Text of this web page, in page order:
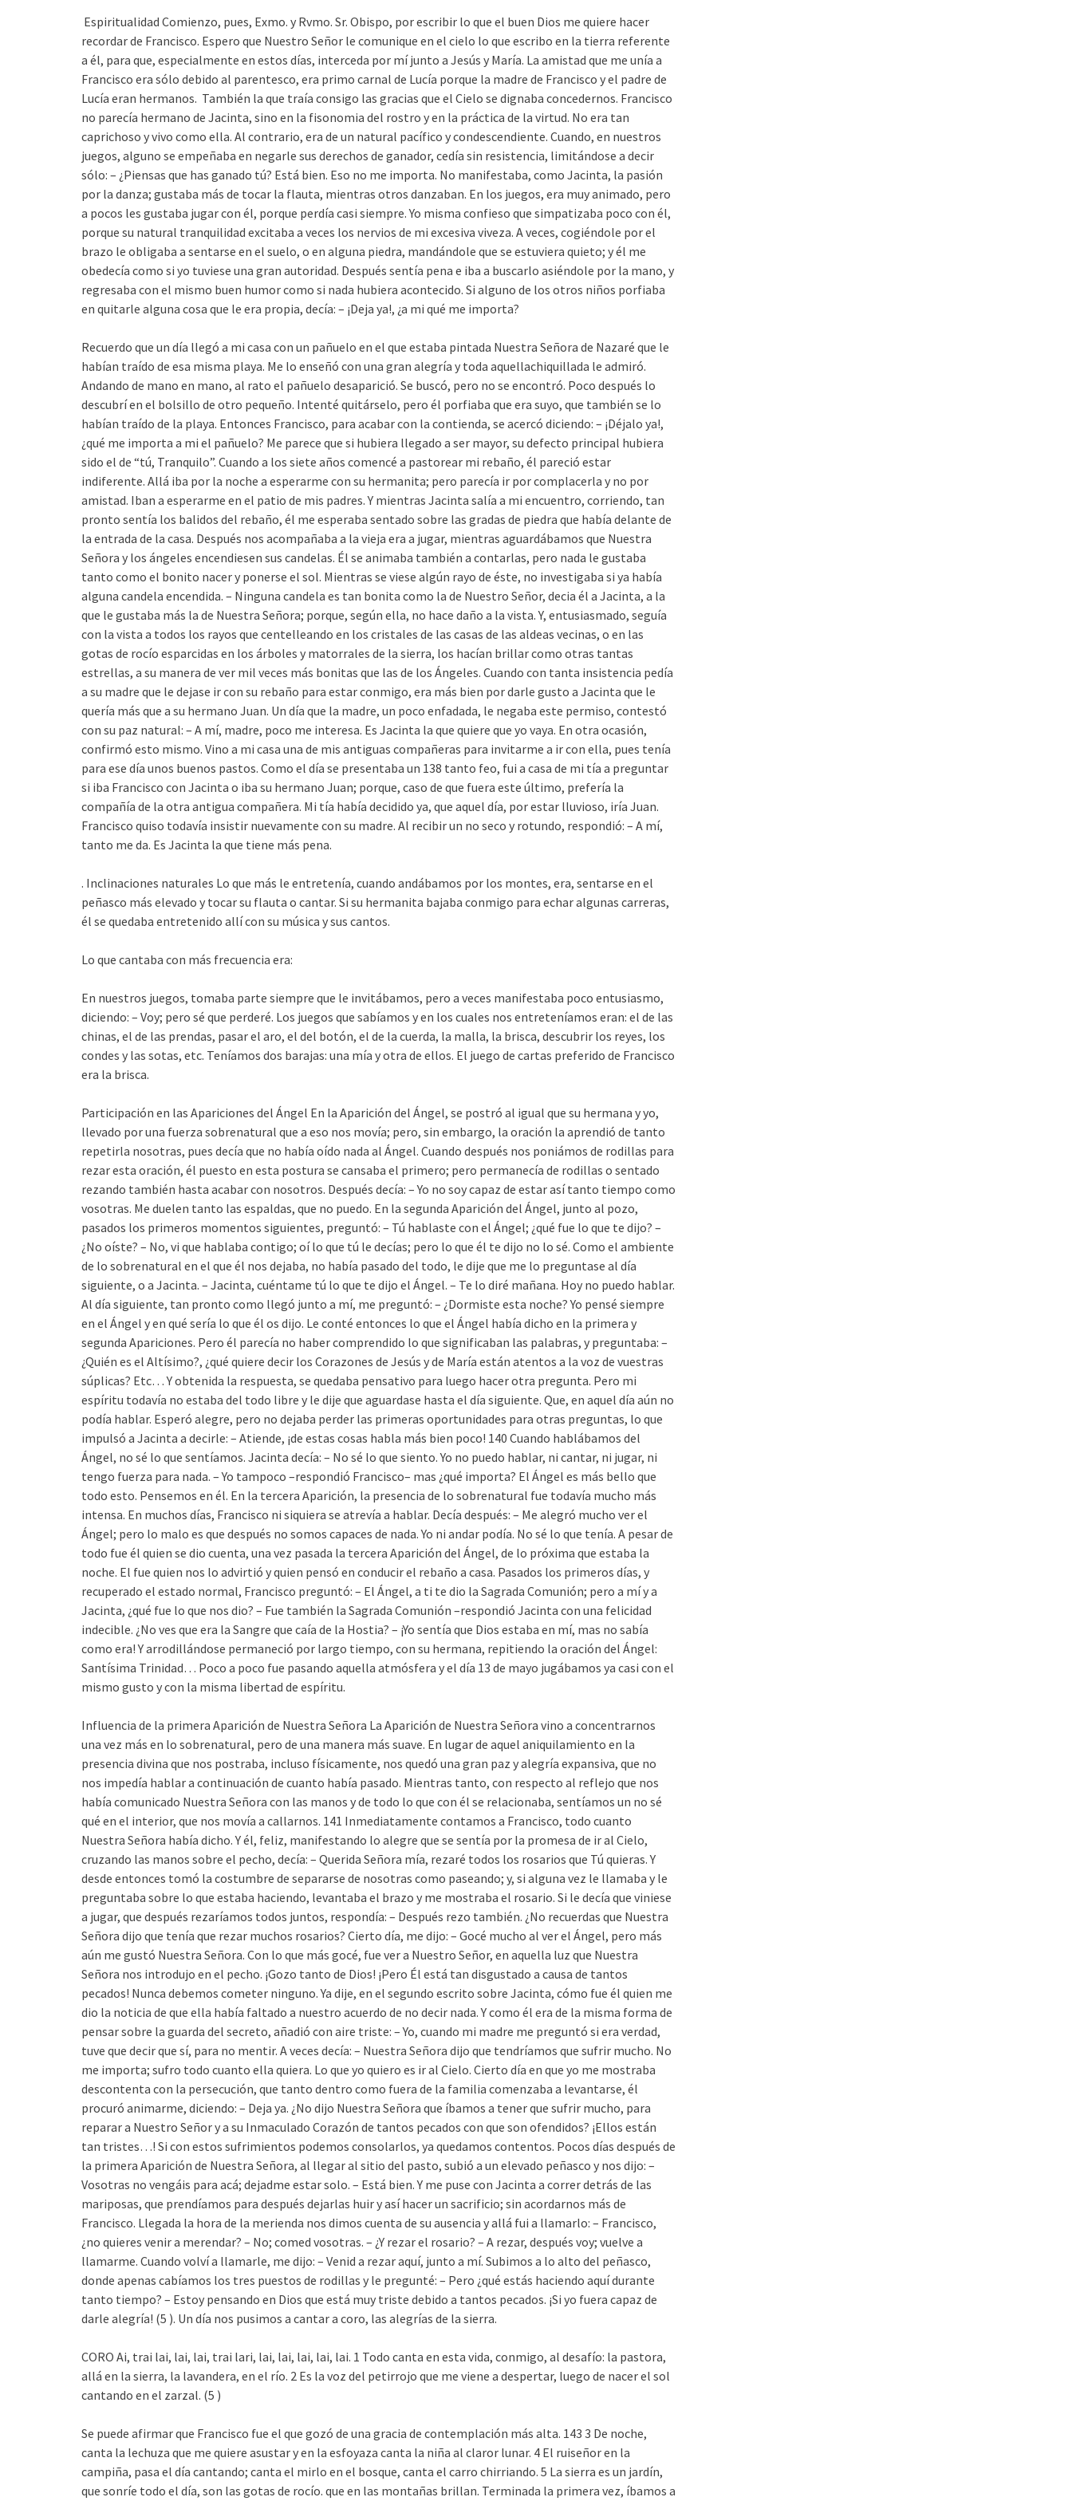
Espiritualidad Comienzo, pues, Exmo. y Rvmo. Sr. Obispo, por escribir lo que el buen Dios me quiere hacer
recordar de Francisco. Espero que Nuestro Señor le comunique en el cielo lo que escribo en la tierra referente
a él, para que, especialmente en estos días, interceda por mí junto a Jesús y María. La amistad que me unía a
Francisco era sólo debido al parentesco, era primo carnal de Lucía porque la madre de Francisco y el padre de
Lucía eran hermanos. También la que traía consigo las gracias que el Cielo se dignaba concedernos. Francisco
no parecía hermano de Jacinta, sino en la fisonomia del rostro y en la práctica de la virtud. No era tan
caprichoso y vivo como ella. Al contrario, era de un natural pacífico y condescendiente. Cuando, en nuestros
juegos, alguno se empeñaba en negarle sus derechos de ganador, cedía sin resistencia, limitándose a decir
sólo: – ¿Piensas que has ganado tú? Está bien. Eso no me importa. No manifestaba, como Jacinta, la pasión
por la danza; gustaba más de tocar la flauta, mientras otros danzaban. En los juegos, era muy animado, pero
a pocos les gustaba jugar con él, porque perdía casi siempre. Yo misma confieso que simpatizaba poco con él,
porque su natural tranquilidad excitaba a veces los nervios de mi excesiva viveza. A veces, cogiéndole por el
brazo le obligaba a sentarse en el suelo, o en alguna piedra, mandándole que se estuviera quieto; y él me
obedecía como si yo tuviese una gran autoridad. Después sentía pena e iba a buscarlo asiéndole por la mano, y
regresaba con el mismo buen humor como si nada hubiera acontecido. Si alguno de los otros niños porfiaba
en quitarle alguna cosa que le era propia, decía: – ¡Deja ya!, ¿a mi qué me importa?
Recuerdo que un día llegó a mi casa con un pañuelo en el que estaba pintada Nuestra Señora de Nazaré que le
habían traído de esa misma playa. Me lo enseñó con una gran alegría y toda aquellachiquillada le admiró.
Andando de mano en mano, al rato el pañuelo desaparició. Se buscó, pero no se encontró. Poco después lo
descubrí en el bolsillo de otro pequeño. Intenté quitárselo, pero él porfiaba que era suyo, que también se lo
habían traído de la playa. Entonces Francisco, para acabar con la contienda, se acercó diciendo: – ¡Déjalo ya!,
¿qué me importa a mi el pañuelo? Me parece que si hubiera llegado a ser mayor, su defecto principal hubiera
sido el de “tú, Tranquilo”. Cuando a los siete años comencé a pastorear mi rebaño, él pareció estar
indiferente. Allá iba por la noche a esperarme con su hermanita; pero parecía ir por complacerla y no por
amistad. Iban a esperarme en el patio de mis padres. Y mientras Jacinta salía a mi encuentro, corriendo, tan
pronto sentía los balidos del rebaño, él me esperaba sentado sobre las gradas de piedra que había delante de
la entrada de la casa. Después nos acompañaba a la vieja era a jugar, mientras aguardábamos que Nuestra
Señora y los ángeles encendiesen sus candelas. Él se animaba también a contarlas, pero nada le gustaba
tanto como el bonito nacer y ponerse el sol. Mientras se viese algún rayo de éste, no investigaba si ya había
alguna candela encendida. – Ninguna candela es tan bonita como la de Nuestro Señor, decia él a Jacinta, a la
que le gustaba más la de Nuestra Señora; porque, según ella, no hace daño a la vista. Y, entusiasmado, seguía
con la vista a todos los rayos que centelleando en los cristales de las casas de las aldeas vecinas, o en las
gotas de rocío esparcidas en los árboles y matorrales de la sierra, los hacían brillar como otras tantas
estrellas, a su manera de ver mil veces más bonitas que las de los Ángeles. Cuando con tanta insistencia pedía
a su madre que le dejase ir con su rebaño para estar conmigo, era más bien por darle gusto a Jacinta que le
quería más que a su hermano Juan. Un día que la madre, un poco enfadada, le negaba este permiso, contestó
con su paz natural: – A mí, madre, poco me interesa. Es Jacinta la que quiere que yo vaya. En otra ocasión,
confirmó esto mismo. Vino a mi casa una de mis antiguas compañeras para invitarme a ir con ella, pues tenía
para ese día unos buenos pastos. Como el día se presentaba un 138 tanto feo, fui a casa de mi tía a preguntar
si iba Francisco con Jacinta o iba su hermano Juan; porque, caso de que fuera este último, prefería la
compañía de la otra antigua compañera. Mi tía había decidido ya, que aquel día, por estar lluvioso, iría Juan.
Francisco quiso todavía insistir nuevamente con su madre. Al recibir un no seco y rotundo, respondió: – A mí,
tanto me da. Es Jacinta la que tiene más pena.
. Inclinaciones naturales Lo que más le entretenía, cuando andábamos por los montes, era, sentarse en el
peñasco más elevado y tocar su flauta o cantar. Si su hermanita bajaba conmigo para echar algunas carreras,
él se quedaba entretenido allí con su música y sus cantos.
Lo que cantaba con más frecuencia era:
En nuestros juegos, tomaba parte siempre que le invitábamos, pero a veces manifestaba poco entusiasmo,
diciendo: – Voy; pero sé que perderé. Los juegos que sabíamos y en los cuales nos entreteníamos eran: el de las
chinas, el de las prendas, pasar el aro, el del botón, el de la cuerda, la malla, la brisca, descubrir los reyes, los
condes y las sotas, etc. Teníamos dos barajas: una mía y otra de ellos. El juego de cartas preferido de Francisco
era la brisca.
Participación en las Apariciones del Ángel En la Aparición del Ángel, se postró al igual que su hermana y yo,
llevado por una fuerza sobrenatural que a eso nos movía; pero, sin embargo, la oración la aprendió de tanto
repetirla nosotras, pues decía que no había oído nada al Ángel. Cuando después nos poniámos de rodillas para
rezar esta oración, él puesto en esta postura se cansaba el primero; pero permanecía de rodillas o sentado
rezando también hasta acabar con nosotros. Después decía: – Yo no soy capaz de estar así tanto tiempo como
vosotras. Me duelen tanto las espaldas, que no puedo. En la segunda Aparición del Ángel, junto al pozo,
pasados los primeros momentos siguientes, preguntó: – Tú hablaste con el Ángel; ¿qué fue lo que te dijo? –
¿No oíste? – No, vi que hablaba contigo; oí lo que tú le decías; pero lo que él te dijo no lo sé. Como el ambiente
de lo sobrenatural en el que él nos dejaba, no había pasado del todo, le dije que me lo preguntase al día
siguiente, o a Jacinta. – Jacinta, cuéntame tú lo que te dijo el Ángel. – Te lo diré mañana. Hoy no puedo hablar.
Al día siguiente, tan pronto como llegó junto a mí, me preguntó: – ¿Dormiste esta noche? Yo pensé siempre
en el Ángel y en qué sería lo que él os dijo. Le conté entonces lo que el Ángel había dicho en la primera y
segunda Apariciones. Pero él parecía no haber comprendido lo que significaban las palabras, y preguntaba: –
¿Quién es el Altísimo?, ¿qué quiere decir los Corazones de Jesús y de María están atentos a la voz de vuestras
súplicas? Etc… Y obtenida la respuesta, se quedaba pensativo para luego hacer otra pregunta. Pero mi
espíritu todavía no estaba del todo libre y le dije que aguardase hasta el día siguiente. Que, en aquel día aún no
podía hablar. Esperó alegre, pero no dejaba perder las primeras oportunidades para otras preguntas, lo que
impulsó a Jacinta a decirle: – Atiende, ¡de estas cosas habla más bien poco! 140 Cuando hablábamos del
Ángel, no sé lo que sentíamos. Jacinta decía: – No sé lo que siento. Yo no puedo hablar, ni cantar, ni jugar, ni
tengo fuerza para nada. – Yo tampoco –respondió Francisco– mas ¿qué importa? El Ángel es más bello que
todo esto. Pensemos en él. En la tercera Aparición, la presencia de lo sobrenatural fue todavía mucho más
intensa. En muchos días, Francisco ni siquiera se atrevía a hablar. Decía después: – Me alegró mucho ver el
Ángel; pero lo malo es que después no somos capaces de nada. Yo ni andar podía. No sé lo que tenía. A pesar de
todo fue él quien se dio cuenta, una vez pasada la tercera Aparición del Ángel, de lo próxima que estaba la
noche. El fue quien nos lo advirtió y quien pensó en conducir el rebaño a casa. Pasados los primeros días, y
recuperado el estado normal, Francisco preguntó: – El Ángel, a ti te dio la Sagrada Comunión; pero a mí y a
Jacinta, ¿qué fue lo que nos dio? – Fue también la Sagrada Comunión –respondió Jacinta con una felicidad
indecible. ¿No ves que era la Sangre que caía de la Hostia? – ¡Yo sentía que Dios estaba en mí, mas no sabía
como era! Y arrodillándose permaneció por largo tiempo, con su hermana, repitiendo la oración del Ángel:
Santísima Trinidad… Poco a poco fue pasando aquella atmósfera y el día 13 de mayo jugábamos ya casi con el
mismo gusto y con la misma libertad de espíritu.
Influencia de la primera Aparición de Nuestra Señora La Aparición de Nuestra Señora vino a concentrarnos
una vez más en lo sobrenatural, pero de una manera más suave. En lugar de aquel aniquilamiento en la
presencia divina que nos postraba, incluso físicamente, nos quedó una gran paz y alegría expansiva, que no
nos impedía hablar a continuación de cuanto había pasado. Mientras tanto, con respecto al reflejo que nos
había comunicado Nuestra Señora con las manos y de todo lo que con él se relacionaba, sentíamos un no sé
qué en el interior, que nos movía a callarnos. 141 Inmediatamente contamos a Francisco, todo cuanto
Nuestra Señora había dicho. Y él, feliz, manifestando lo alegre que se sentía por la promesa de ir al Cielo,
cruzando las manos sobre el pecho, decía: – Querida Señora mía, rezaré todos los rosarios que Tú quieras. Y
desde entonces tomó la costumbre de separarse de nosotras como paseando; y, si alguna vez le llamaba y le
preguntaba sobre lo que estaba haciendo, levantaba el brazo y me mostraba el rosario. Si le decía que viniese
a jugar, que después rezaríamos todos juntos, respondía: – Después rezo también. ¿No recuerdas que Nuestra
Señora dijo que tenía que rezar muchos rosarios? Cierto día, me dijo: – Gocé mucho al ver el Ángel, pero más
aún me gustó Nuestra Señora. Con lo que más gocé, fue ver a Nuestro Señor, en aquella luz que Nuestra
Señora nos introdujo en el pecho. ¡Gozo tanto de Dios! ¡Pero Él está tan disgustado a causa de tantos
pecados! Nunca debemos cometer ninguno. Ya dije, en el segundo escrito sobre Jacinta, cómo fue él quien me
dio la noticia de que ella había faltado a nuestro acuerdo de no decir nada. Y como él era de la misma forma de
pensar sobre la guarda del secreto, añadió con aire triste: – Yo, cuando mi madre me preguntó si era verdad,
tuve que decir que sí, para no mentir. A veces decía: – Nuestra Señora dijo que tendríamos que sufrir mucho. No
me importa; sufro todo cuanto ella quiera. Lo que yo quiero es ir al Cielo. Cierto día en que yo me mostraba
descontenta con la persecución, que tanto dentro como fuera de la familia comenzaba a levantarse, él
procuró animarme, diciendo: – Deja ya. ¿No dijo Nuestra Señora que íbamos a tener que sufrir mucho, para
reparar a Nuestro Señor y a su Inmaculado Corazón de tantos pecados con que son ofendidos? ¡Ellos están
tan tristes…! Si con estos sufrimientos podemos consolarlos, ya quedamos contentos. Pocos días después de
la primera Aparición de Nuestra Señora, al llegar al sitio del pasto, subió a un elevado peñasco y nos dijo: –
Vosotras no vengáis para acá; dejadme estar solo. – Está bien. Y me puse con Jacinta a correr detrás de las
mariposas, que prendíamos para después dejarlas huir y así hacer un sacrificio; sin acordarnos más de
Francisco. Llegada la hora de la merienda nos dimos cuenta de su ausencia y allá fui a llamarlo: – Francisco,
¿no quieres venir a merendar? – No; comed vosotras. – ¿Y rezar el rosario? – A rezar, después voy; vuelve a
llamarme. Cuando volví a llamarle, me dijo: – Venid a rezar aquí, junto a mí. Subimos a lo alto del peñasco,
donde apenas cabíamos los tres puestos de rodillas y le pregunté: – Pero ¿qué estás haciendo aquí durante
tanto tiempo? – Estoy pensando en Dios que está muy triste debido a tantos pecados. ¡Si yo fuera capaz de
darle alegría! (5 ). Un día nos pusimos a cantar a coro, las alegrías de la sierra.
CORO Ai, trai lai, lai, lai, trai lari, lai, lai, lai, lai, lai. 1 Todo canta en esta vida, conmigo, al desafío: la pastora,
allá en la sierra, la lavandera, en el río. 2 Es la voz del petirrojo que me viene a despertar, luego de nacer el sol
cantando en el zarzal. (5 )
Se puede afirmar que Francisco fue el que gozó de una gracia de contemplación más alta. 143 3 De noche,
canta la lechuza que me quiere asustar y en la esfoyaza canta la niña al claror lunar. 4 El ruiseñor en la
campiña, pasa el día cantando; canta el mirlo en el bosque, canta el carro chirriando. 5 La sierra es un jardín,
que sonríe todo el día, son las gotas de rocío. que en las montañas brillan. Terminada la primera vez, íbamos a